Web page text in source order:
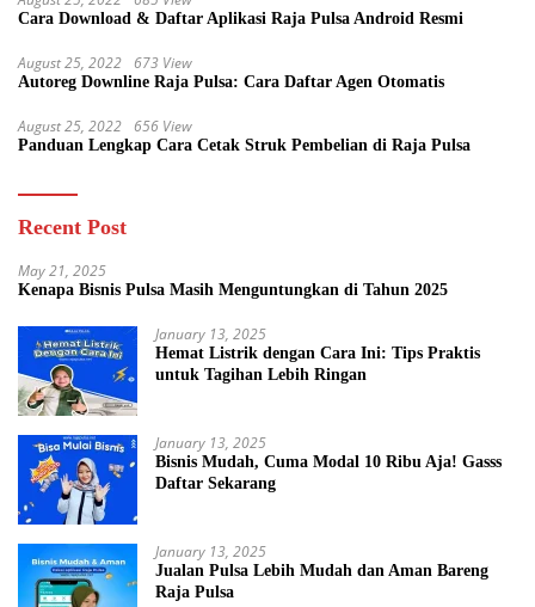
Cara Download & Daftar Aplikasi Raja Pulsa Android Resmi
August 25, 2022 673 View
Autoreg Downline Raja Pulsa: Cara Daftar Agen Otomatis
August 25, 2022 656 View
Panduan Lengkap Cara Cetak Struk Pembelian di Raja Pulsa
Recent Post
May 21, 2025
Kenapa Bisnis Pulsa Masih Menguntungkan di Tahun 2025
January 13, 2025
Hemat Listrik dengan Cara Ini: Tips Praktis
untuk Tagihan Lebih Ringan
January 13, 2025
Bisnis Mudah, Cuma Modal 10 Ribu Aja! Gasss
Daftar Sekarang
January 13, 2025
Jualan Pulsa Lebih Mudah dan Aman Bareng
Raja Pulsa